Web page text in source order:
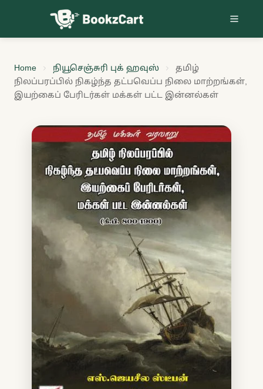
Skip to content
Home நியூசெஞ்சுரி புக் ஹவுஸ்
தமிழ்
நிலப்பரப்பில் நிகழ்ந்த தட்பவெப்ப நிலை மாற்றங்கள்,
இயற்கைப் பேரிடர்கள் மக்கள் பட்ட இன்னல்கள்